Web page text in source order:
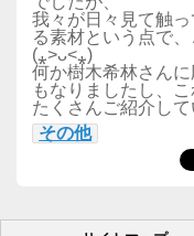
我々が日々見て触
る素材という点で
(⁎˃ᴗ˂⁎)
何か樹木希林さん
もなりましたし、
たくさんご紹介し
その他